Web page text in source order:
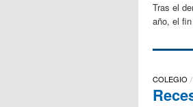
Tras el
año, el
COLEGIO